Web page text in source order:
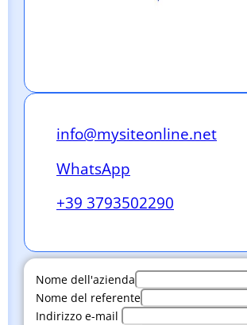
info@mysiteonline.net
WhatsApp
+39 3793502290
Nome dell'azienda
Nome del referente
Indirizzo e-mail